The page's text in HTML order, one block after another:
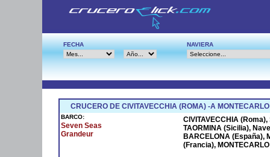
FECHA NAVIERA
CRUCERO DE CIVITAVECCHIA (ROMA) -A
BARCO:
Seven Seas
Grandeur
CIVITAVECCHIA
TAORMINA (Sicilia),
BARCELONA (España),
(Francia),